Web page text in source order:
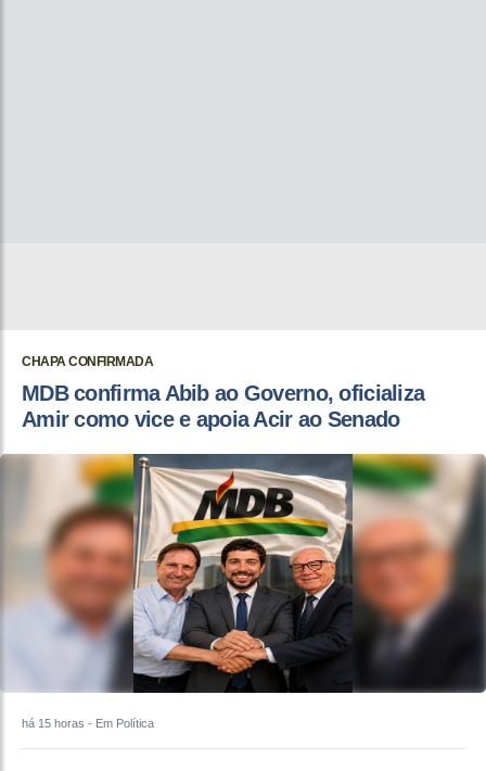
CHAPA CONFIRMADA
MDB confirma Abib ao Governo, oficializa
Amir como vice e apoia Acir ao Senado
há 15 horas - Em Política